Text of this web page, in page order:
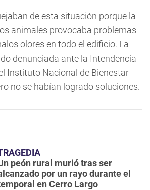
de esta situación porque la
animales provocaba problemas
olores en todo el edificio. La
denunciada ante la Intendencia
Instituto Nacional de Bienestar
no se habían logrado soluciones.
peón rural murió tras ser
por un rayo durante el
en Cerro Largo